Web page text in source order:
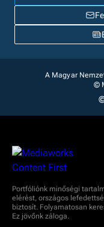
A Magyar
©
Portfóliónk minőségi
elérést, országos
biztosít. Folyamatosan
Ez jövőnk záloga.